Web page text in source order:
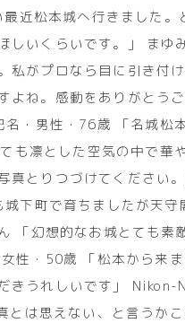
近松本城へ行きました。
しいくらいです。」 まゆ
がプロなら目に引き付
よね。感動をありがとう
・男性・76歳 「名城松
も凛とした空気の中で華
とりつづけてください
下町で育ちましたが天守
「幻想的なお城とても素
性・50歳 「松本から来
きうれしいです」 Nikon-
は思えない、と言うか